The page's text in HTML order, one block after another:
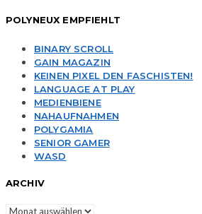
POLYNEUX EMPFIEHLT
BINARY SCROLL
GAIN MAGAZIN
KEINEN PIXEL DEN FASCHISTEN!
LANGUAGE AT PLAY
MEDIENBIENE
NAHAUFNAHMEN
POLYGAMIA
SENIOR GAMER
WASD
ARCHIV
Archiv